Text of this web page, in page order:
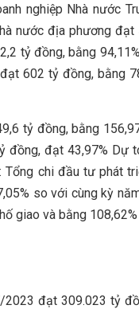
nghiệp Nhà nước
nước địa phương đạt
tỷ đồng, bằng
602 tỷ đồng, bằng
tỷ đồng, bằng
đạt 43,97% Dự
chi đầu tư phát
so với cùng kỳ
giao và bằng
đạt 309.023 tỷ